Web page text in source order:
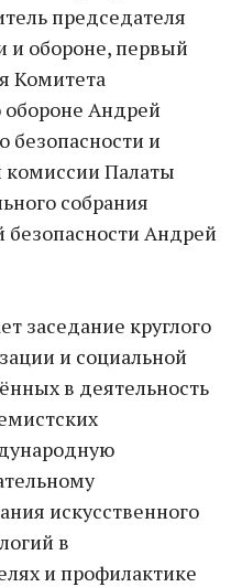
председателя
и обороне, первый
Комитета
Андрей
безопасности и
комиссии Палаты
собрания
безопасности Андрей
заседание круглого
и социальной
в деятельность
искусственного
в
и профилактике